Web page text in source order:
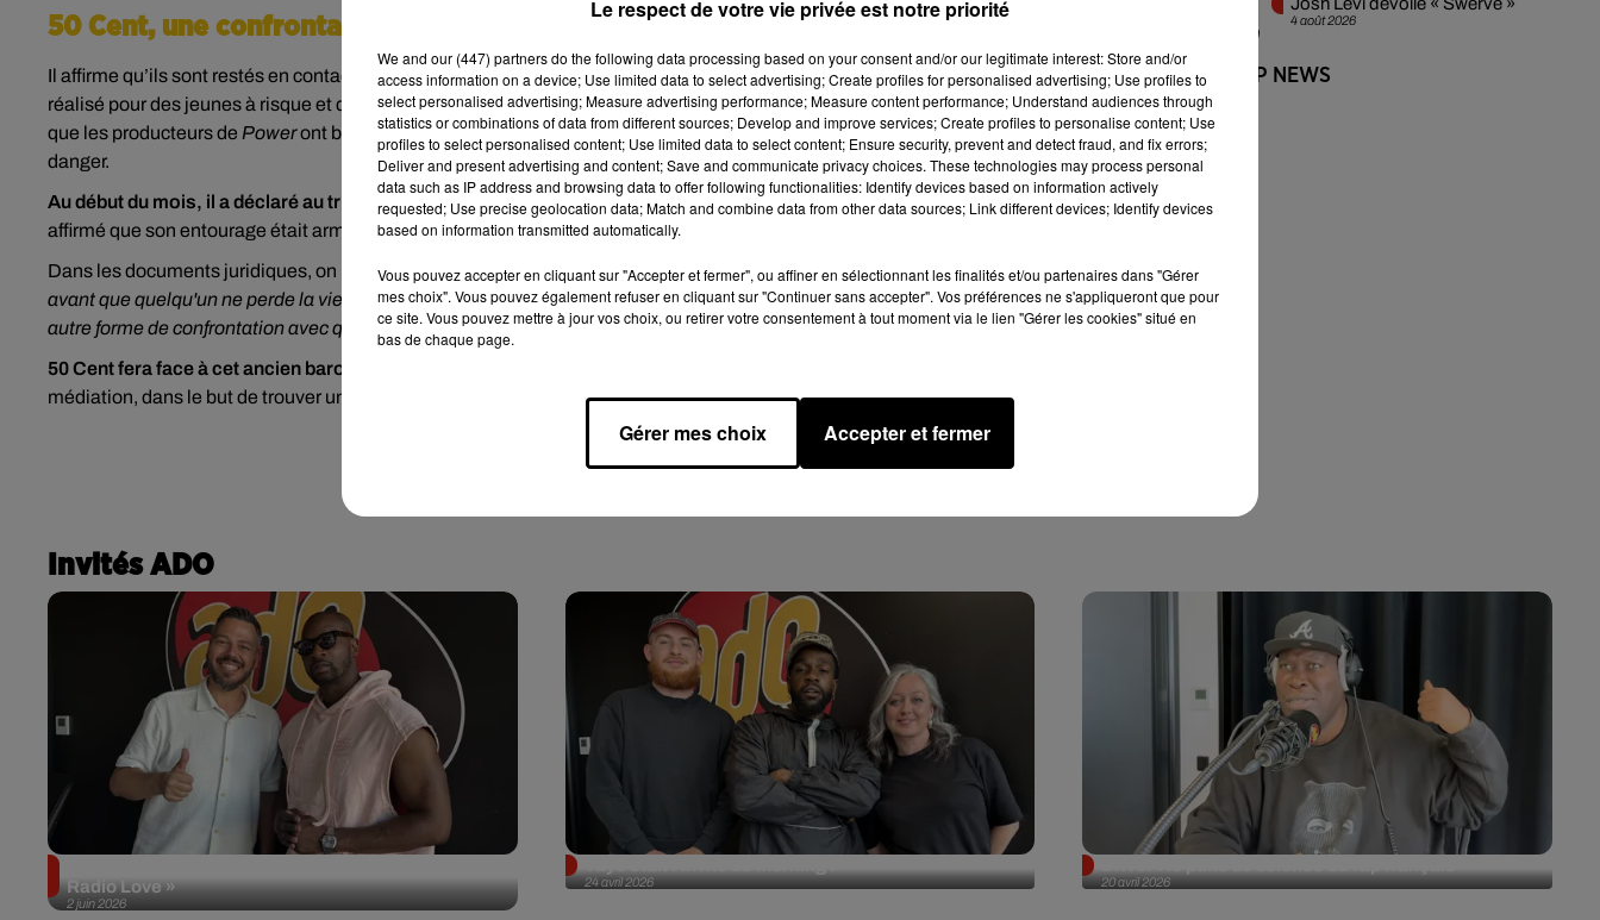
50 Cent, une confrontation à venir
Il affirme qu’ils sont restés en contact jusqu'en 2007, date à laquelle Holland aurait envoyé au père de Kemp un CD qu'il avait
réalisé pour des jeunes à risque et qui contenait un récit édifiant sur sa propre vie de trafiquant de drogue. Holland affirme
que les producteurs de Poweront basé au moins 200 scènes sur son histoire et qu'il pense maintenant que sa vie est en
danger.
Au début du mois, il a déclaré au tribunal que 50 Cent s'était rendu chez lui à deux reprises dans le but de l'intimider.Il a
affirmé que son entourage était armé et qu'il était "clair" que 50 Cent voulait l'affronter.
Dans les documents juridiques, on peut lire qu’"Holland veut aborder cette question maintenant et espérer que ça cesse
avant que quelqu'un ne perde la vie"
, ou encore« Holland veut continuer à se battre au tribunal, mais il n'a pas peur d'une
autre forme de confrontation avec qui que ce soit ».
50 Cent fera face à cet ancien baron de la drogue en mai
médiation, dans le but de trouver un arrangement.
4 août 2026
Josh Levi dévoile « Swerve »
+ DE HIP-HOP NEWS
Invités ADO
2 juin 2026
Radio Love »
24 avril 2026 20 avril 2026
Le respect de votre vie privée est notre priorité
We and our (447) partnersdo the following data processing based on your consent and/or our legitimate interest: Store and/or
access information on a device; Use limited data to select advertising; Create profiles for personalised advertising; Use profiles to
select personalised advertising; Measure advertising performance; Measure content performance; Understand audiences through
statistics or combinations of data from different sources; Develop and improve services; Create profiles to personalise content; Use
profiles to select personalised content; Use limited data to select content; Ensure security, prevent and detect fraud, and fix errors;
Deliver and present advertising and content; Save and communicate privacy choices. These technologies may process personal
data such as IP address and browsing data to offer following functionalities: Identify devices based on information actively
requested; Use precise geolocation data; Match and combine data from other data sources; Link different devices; Identify devices
based on information transmitted automatically.
Vous pouvez accepter en cliquant sur "Accepter et fermer", ou affiner en sélectionnant les finalités et/ou partenaires dans "Gérer
mes choix". Vous pouvez également refuser en cliquant sur "Continuer sans accepter". Vos préférences ne s'appliqueront que pour
ce site. Vous pouvez mettre à jour vos choix, ou retirer votre consentement à tout moment via le lien "Gérer les cookies" situé en
bas de chaque page.
Gérer mes choix Accepter et fermer